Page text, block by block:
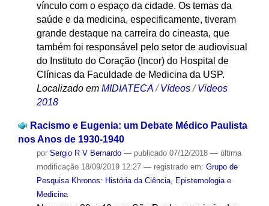
vínculo com o espaço da cidade. Os temas da
saúde e da medicina, especificamente, tiveram
grande destaque na carreira do cineasta, que
também foi responsável pelo setor de audiovisual
do Instituto do Coração (Incor) do Hospital de
Clínicas da Faculdade de Medicina da USP.
Localizado em MIDIATECA /Vídeos /Videos
2018
Racismo e Eugenia: um Debate Médico Paulista
nos Anos de 1930-1940
por Sergio R V Bernardo — publicado07/12/2018 — última
modificação18/09/2019 12:27 — registrado em: Grupo de
Pesquisa Khronos: História da Ciência, Epistemologia e
Medicina